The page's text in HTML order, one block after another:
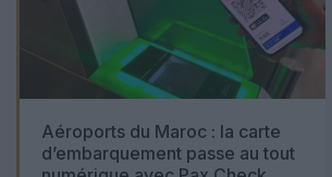
Aéroports du Maroc : la carte
d’embarquement passe au tout